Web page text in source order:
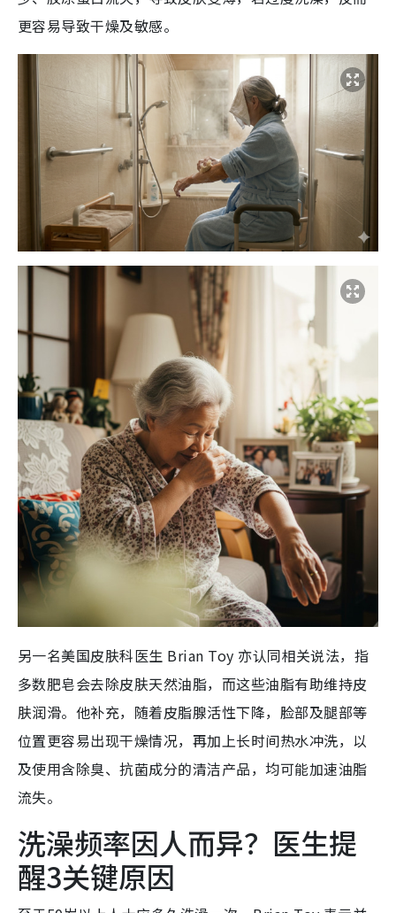
更容易导致干燥及敏感。
另一名美国皮肤科医生 Brian Toy 亦认同相关说法，指
多数肥皂会去除皮肤天然油脂，而这些油脂有助维持皮
肤润滑。他补充，随着皮脂腺活性下降，脸部及腿部等
位置更容易出现干燥情况，再加上长时间热水冲洗，以
及使用含除臭、抗菌成分的清洁产品，均可能加速油脂
流失。
洗澡频率因人而异？医生提
醒3关键原因